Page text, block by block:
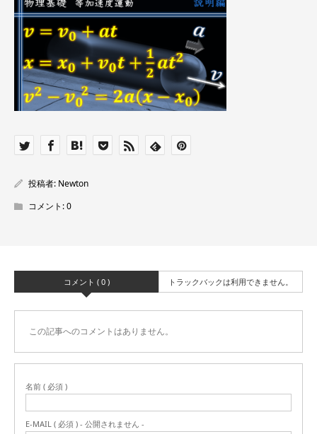
投稿者: Newton
コメント:0
コメント ( 0 ) トラックバックは利用できません。
この記事へのコメントはありません。
名前 ( 必須 )
E-MAIL ( 必須 ) - 公開されません -